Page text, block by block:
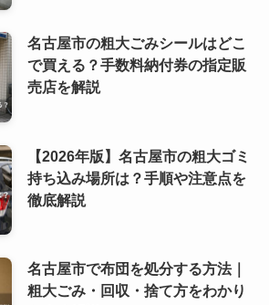
名古屋市の粗大ごみシールはどこ
で買える？手数料納付券の指定販
売店を解説
【2026年版】名古屋市の粗大ゴミ
持ち込み場所は？手順や注意点を
徹底解説
名古屋市で布団を処分する方法｜
粗大ごみ・回収・捨て方をわかり